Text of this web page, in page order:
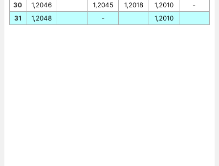
30
31
1,2046
1,2048
1,2045
-
1,2018
1,2010
1,2010
-